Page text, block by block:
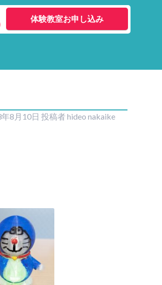
体験教室お申し込み
8月10日 投稿者 hideo nakaike